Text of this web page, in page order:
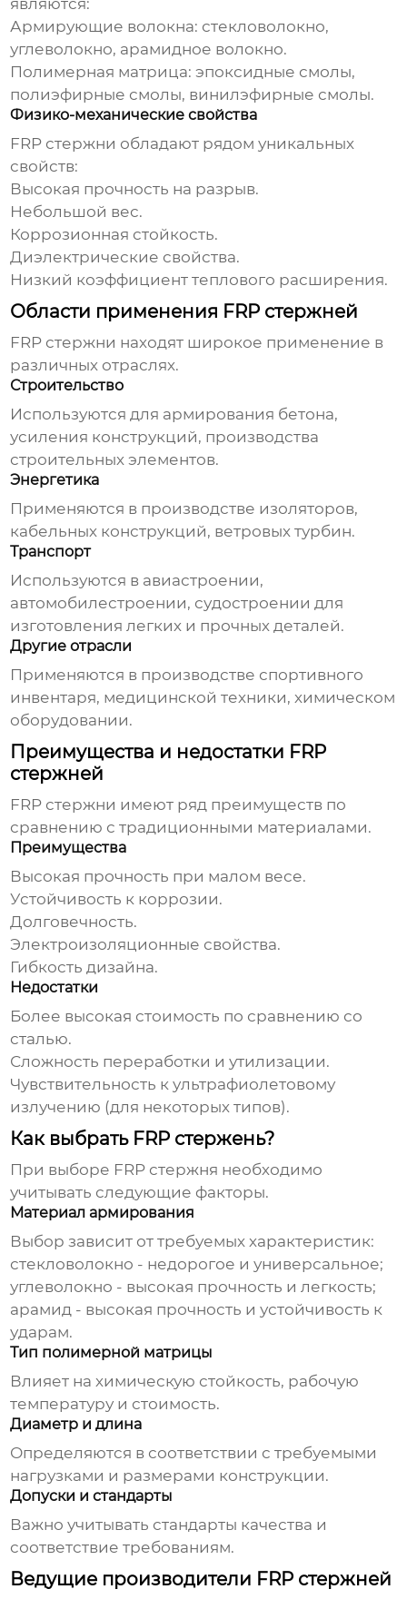
являются:
Армирующие волокна: стекловолокно,
углеволокно, арамидное волокно.
Полимерная матрица: эпоксидные смолы,
полиэфирные смолы, винилэфирные смолы.
Физико-механические свойства
FRP стержни обладают рядом уникальных
свойств:
Высокая прочность на разрыв.
Небольшой вес.
Коррозионная стойкость.
Диэлектрические свойства.
Низкий коэффициент теплового расширения.
Области применения FRP стержней
FRP стержни находят широкое применение в
различных отраслях.
Строительство
Используются для армирования бетона,
усиления конструкций, производства
строительных элементов.
Энергетика
Применяются в производстве изоляторов,
кабельных конструкций, ветровых турбин.
Транспорт
Используются в авиастроении,
автомобилестроении, судостроении для
изготовления легких и прочных деталей.
Другие отрасли
Применяются в производстве спортивного
инвентаря, медицинской техники, химическом
оборудовании.
Преимущества и недостатки FRP
стержней
FRP стержни имеют ряд преимуществ по
сравнению с традиционными материалами.
Преимущества
Высокая прочность при малом весе.
Устойчивость к коррозии.
Долговечность.
Электроизоляционные свойства.
Гибкость дизайна.
Недостатки
Более высокая стоимость по сравнению со
сталью.
Сложность переработки и утилизации.
Чувствительность к ультрафиолетовому
излучению (для некоторых типов).
Как выбрать FRP стержень?
При выборе FRP стержня необходимо
учитывать следующие факторы.
Материал армирования
Выбор зависит от требуемых характеристик:
стекловолокно - недорогое и универсальное;
углеволокно - высокая прочность и легкость;
арамид - высокая прочность и устойчивость к
ударам.
Тип полимерной матрицы
Влияет на химическую стойкость, рабочую
температуру и стоимость.
Диаметр и длина
Определяются в соответствии с требуемыми
нагрузками и размерами конструкции.
Допуски и стандарты
Важно учитывать стандарты качества и
соответствие требованиям.
Ведущие производители FRP стержней